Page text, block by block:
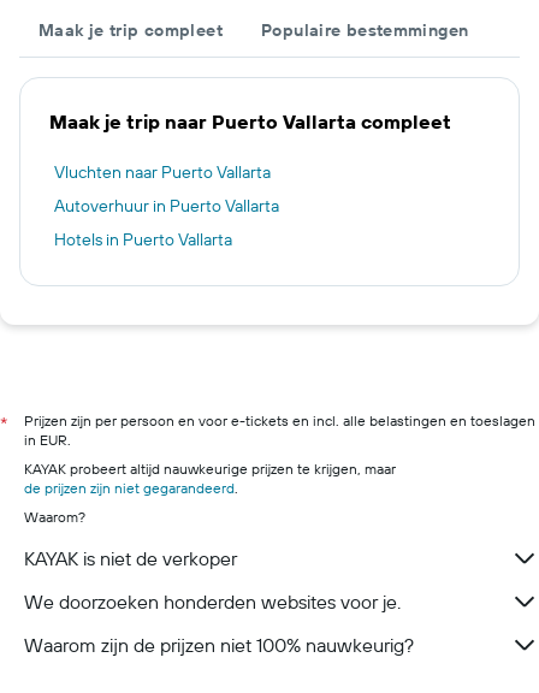
Maak je trip compleet Populaire bestemmingen
Maak je trip naar Puerto Vallarta compleet
Vluchten naar Puerto Vallarta
Autoverhuur in Puerto Vallarta
Hotels in Puerto Vallarta
*
Prijzen zijn per persoon en voor e-tickets en incl. alle belastingen en toeslagen
in EUR.
KAYAK probeert altijd nauwkeurige prijzen te krijgen, maar
de prijzen zijn niet gegarandeerd.
Waarom?
KAYAK is niet de verkoper
We doorzoeken honderden websites voor je.
Waarom zijn de prijzen niet 100% nauwkeurig?